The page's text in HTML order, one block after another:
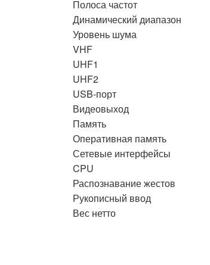
Полоса частот
Динамический диапазон
Уровень шума
VHF
UHF1
UHF2
USB-порт
Видеовыход
Память
Оперативная память
Сетевые интерфейсы
CPU
Распознавание жестов
Рукописный ввод
Вес нетто